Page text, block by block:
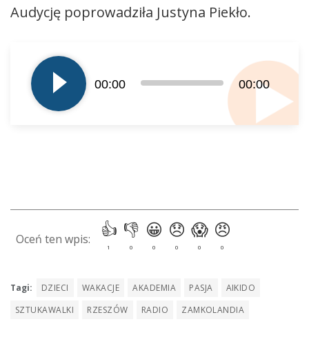
Audycję poprowadziła Justyna Piekło.
plików
dźwiękowych
00:00 00:00
Tagi: DZIECI WAKACJE AKADEMIA PASJA
AIKIDO
SZTUKAWALKI
RZESZÓW RADIO ZAMKOLANDIA